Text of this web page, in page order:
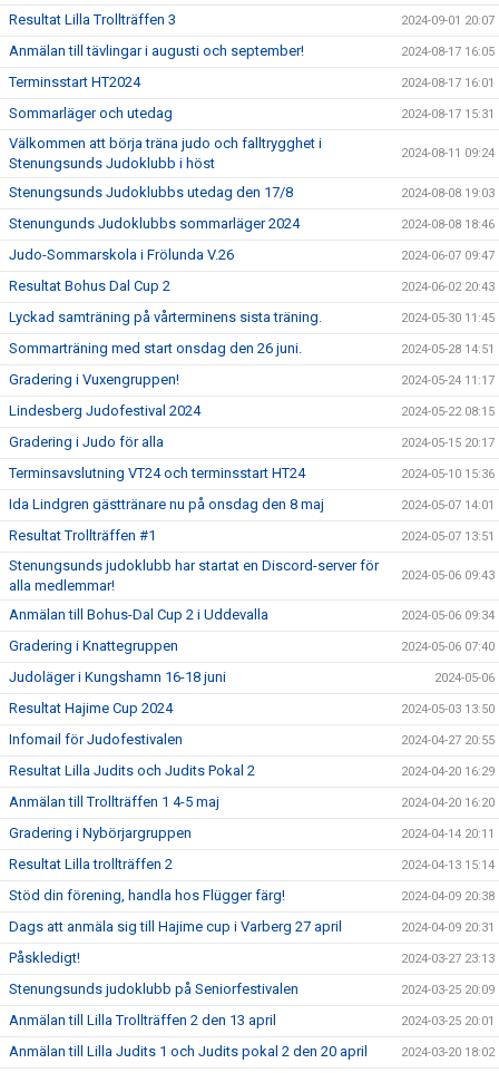
Resultat Lilla Trollträffen 3 2024-09-01 20:07
Anmälan till tävlingar i augusti och september! 2024-08-17 16:05
Terminsstart HT2024 2024-08-17 16:01
Sommarläger och utedag 2024-08-17 15:31
Välkommen att börja träna judo och falltrygghet i
Stenungsunds Judoklubb i höst
2024-08-11 09:24
Stenungsunds Judoklubbs utedag den 17/8 2024-08-08 19:03
Stenungunds Judoklubbs sommarläger 2024 2024-08-08 18:46
Judo-Sommarskola i Frölunda V.26 2024-06-07 09:47
Resultat Bohus Dal Cup 2 2024-06-02 20:43
Lyckad samträning på vårterminens sista träning. 2024-05-30 11:45
Sommarträning med start onsdag den 26 juni. 2024-05-28 14:51
Gradering i Vuxengruppen! 2024-05-24 11:17
Lindesberg Judofestival 2024 2024-05-22 08:15
Gradering i Judo för alla 2024-05-15 20:17
Terminsavslutning VT24 och terminsstart HT24 2024-05-10 15:36
Ida Lindgren gästtränare nu på onsdag den 8 maj 2024-05-07 14:01
Resultat Trollträffen #1 2024-05-07 13:51
Stenungsunds judoklubb har startat en Discord-server för
alla medlemmar!
2024-05-06 09:43
Anmälan till Bohus-Dal Cup 2 i Uddevalla 2024-05-06 09:34
Gradering i Knattegruppen 2024-05-06 07:40
Judoläger i Kungshamn 16-18 juni 2024-05-06
Resultat Hajime Cup 2024 2024-05-03 13:50
Infomail för Judofestivalen 2024-04-27 20:55
Resultat Lilla Judits och Judits Pokal 2 2024-04-20 16:29
Anmälan till Trollträffen 1 4-5 maj 2024-04-20 16:20
Gradering i Nybörjargruppen 2024-04-14 20:11
Resultat Lilla trollträffen 2 2024-04-13 15:14
Stöd din förening, handla hos Flügger färg! 2024-04-09 20:38
Dags att anmäla sig till Hajime cup i Varberg 27 april 2024-04-09 20:31
Påskledigt! 2024-03-27 23:13
Stenungsunds judoklubb på Seniorfestivalen 2024-03-25 20:09
Anmälan till Lilla Trollträffen 2 den 13 april 2024-03-25 20:01
Anmälan till Lilla Judits 1 och Judits pokal 2 den 20 april 2024-03-20 18:02